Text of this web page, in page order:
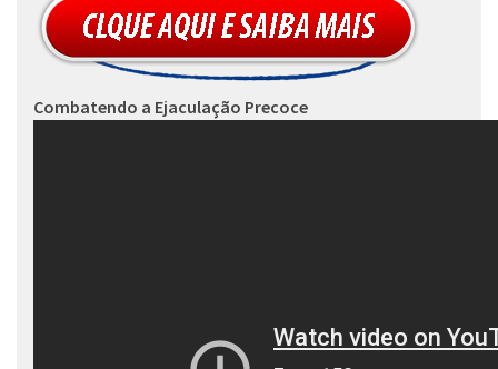
Combatendo a Ejaculação Precoce